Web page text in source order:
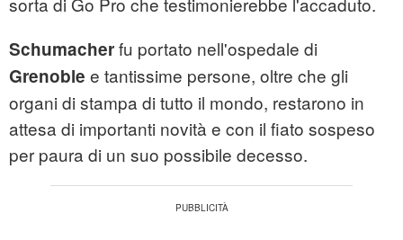
Schumacherfu portato nell'ospedale di
Grenoble e tantissime persone, oltre che gli
organi di stampa di tutto il mondo, restarono in
attesa di importanti novità e con il fiato sospeso
per paura di un suo possibile decesso.